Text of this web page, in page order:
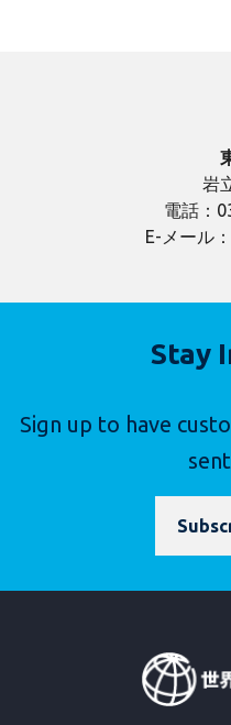
岩
電話：
E-メール：
Stay
Sign up to have